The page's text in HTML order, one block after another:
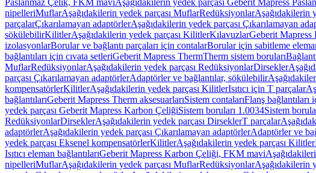
Paslanmaz Çelik, FKM maviAşağıdakilerin yedek parçası Geberit Mapress
nipelleriMuflarAşağıdakilerin yedek parçası MuflarRedüksiyonlarAşağıdakilerin
parçalarÇıkarılamayan adaptörlerAşağıdakilerin yedek parçası Çıkarılamayan
sökülebilirKilitlerAşağıdakilerin yedek parçası KilitlerKılavuzlarGeberit Mapress
izolasyonlarBorular ve bağlantı parçaları için contalarBorular için sabitleme
bağlantıları için cıvata setleriGeberit Mapress ThermTherm sistem boruları
MuflarRedüksiyonlarAşağıdakilerin yedek parçası RedüksiyonlarDirsekler
parçası Çıkarılamayan adaptörlerAdaptörler ve bağlantılar, sökülebilir
kompensatörlerKilitlerAşağıdakilerin yedek parçası KilitlerIsıtıcı için T parçalar
bağlantılarıGeberit Mapress Therm aksesuarlarıSistem contalarıFlanş bağlantıları
yedek parçası Geberit Mapress Karbon ÇeliğiSistem boruları 1.0034Sistem
RedüksiyonlarDirseklerAşağıdakilerin yedek parçası DirseklerT parçalar
adaptörlerAşağıdakilerin yedek parçası Çıkarılamayan adaptörlerAdaptörler ve
yedek parçası Eksenel kompensatörlerKilitlerAşağıdakilerin yedek parçası Kilitler
Isıtıcı eleman bağlantılarıGeberit Mapress Karbon Çeliği, FKM mavi
nipelleriMuflarAşağıdakilerin yedek parçası MuflarRedüksiyonlarAşağıdakilerin